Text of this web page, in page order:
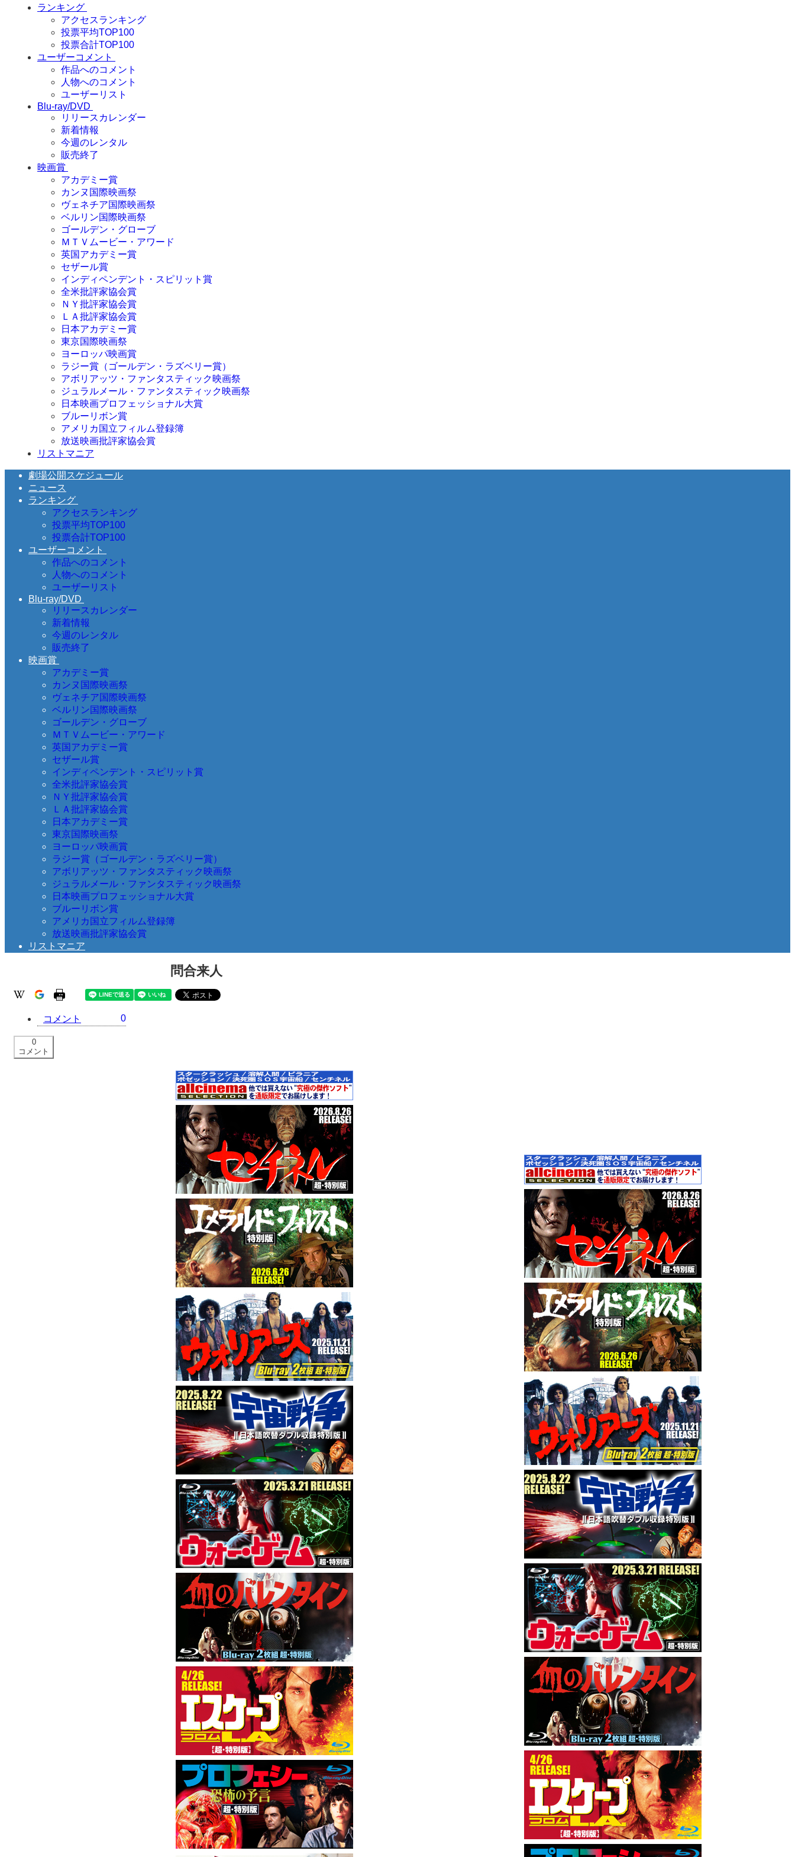
ランキング
アクセスランキング
投票平均TOP100
投票合計TOP100
ユーザーコメント
作品へのコメント
人物へのコメント
ユーザーリスト
Blu-ray/DVD
リリースカレンダー
新着情報
今週のレンタル
販売終了
映画賞
アカデミー賞
カンヌ国際映画祭
ヴェネチア国際映画祭
ベルリン国際映画祭
ゴールデン・グローブ
ＭＴＶムービー・アワード
英国アカデミー賞
セザール賞
インディペンデント・スピリット賞
全米批評家協会賞
ＮＹ批評家協会賞
ＬＡ批評家協会賞
日本アカデミー賞
東京国際映画祭
ヨーロッパ映画賞
ラジー賞（ゴールデン・ラズベリー賞）
アボリアッツ・ファンタスティック映画祭
ジュラルメール・ファンタスティック映画祭
日本映画プロフェッショナル大賞
ブルーリボン賞
アメリカ国立フィルム登録簿
放送映画批評家協会賞
リストマニア
劇場公開スケジュール
ニュース
ランキング
アクセスランキング
投票平均TOP100
投票合計TOP100
ユーザーコメント
作品へのコメント
人物へのコメント
ユーザーリスト
Blu-ray/DVD
リリースカレンダー
新着情報
今週のレンタル
販売終了
映画賞
アカデミー賞
カンヌ国際映画祭
ヴェネチア国際映画祭
ベルリン国際映画祭
ゴールデン・グローブ
ＭＴＶムービー・アワード
英国アカデミー賞
セザール賞
インディペンデント・スピリット賞
全米批評家協会賞
ＮＹ批評家協会賞
ＬＡ批評家協会賞
日本アカデミー賞
東京国際映画祭
ヨーロッパ映画賞
ラジー賞（ゴールデン・ラズベリー賞）
アボリアッツ・ファンタスティック映画祭
ジュラルメール・ファンタスティック映画祭
日本映画プロフェッショナル大賞
ブルーリボン賞
アメリカ国立フィルム登録簿
放送映画批評家協会賞
リストマニア
問合来人
コメント 0
0
コメント